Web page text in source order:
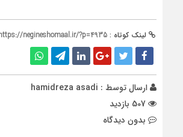
لینک کوتاه : negineshomaal.ir/?p=4935
ارسال توسط : hamidreza asadi
بدون دیدگاه